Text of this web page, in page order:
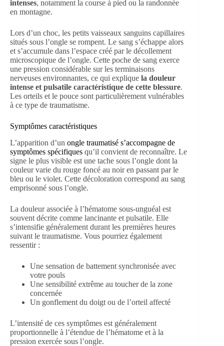
intenses, notamment la course à pied ou la randonnée
en montagne.
Lors d’un choc, les petits vaisseaux sanguins capillaires
situés sous l’ongle se rompent. Le sang s’échappe alors
et s’accumule dans l’espace créé par le décollement
microscopique de l’ongle. Cette poche de sang exerce
une pression considérable sur les terminaisons
nerveuses environnantes, ce qui explique la douleur
intense et pulsatile caractéristique de cette blessure.
Les orteils et le pouce sont particulièrement vulnérables
à ce type de traumatisme.
Symptômes caractéristiques
L’apparition d’un ongle traumatisé s’accompagne de
symptômes spécifiques qu’il convient de reconnaître. Le
signe le plus visible est une tache sous l’ongle dont la
couleur varie du rouge foncé au noir en passant par le
bleu ou le violet. Cette décoloration correspond au sang
emprisonné sous l’ongle.
La douleur associée à l’hématome sous-unguéal est
souvent décrite comme lancinante et pulsatile. Elle
s’intensifie généralement durant les premières heures
suivant le traumatisme. Vous pourriez également
ressentir :
Une sensation de battement synchronisée avec
votre pouls
Une sensibilité extrême au toucher de la zone
concernée
Un gonflement du doigt ou de l’orteil affecté
L’intensité de ces symptômes est généralement
proportionnelle à l’étendue de l’hématome et à la
pression exercée sous l’ongle.